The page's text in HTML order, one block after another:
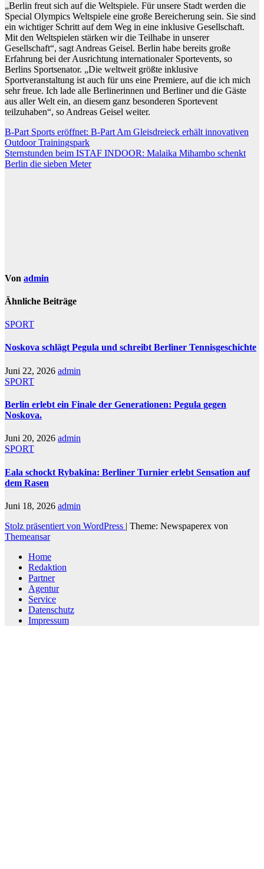
„Berlin freut sich auf die Weltspiele. Für unsere Stadt werden die
Special Olympics Weltspiele eine große Bereicherung sein. Sie sind
ein wichtiger Schritt auf dem Weg in eine inklusive Gesellschaft.
Mit den Weltspielen stärken wir die Teilhabe in unserer
Gesellschaft“, sagt Andreas Geisel. Berlin habe bereits große
Erfahrung bei der Ausrichtung internationaler Sportevents, so
Berlins Sportsenator. „Die weltweit größte inklusive
Sportveranstaltung ist auch für uns eine Premiere, auf die ich mich
sehr freue. Ich lade alle Berlinerinnen und Berliner und die Gäste
aus aller Welt ein, an diesem ganz besonderen Sportevent
teilzuhaben“, so Andreas Geisel weiter.
Beitragsnavigation
B-Part Sports eröffnet: B-Part Am Gleisdreieck erhält innovativen
Outdoor Trainingspark
Sternstunden beim ISTAF INDOOR: Malaika Mihambo schenkt
Berlin die sieben Meter
Von admin
Ähnliche Beiträge
SPORT
Noskova schlägt Pegula und schreibt Berliner Tennisgeschichte
Juni 22, 2026 admin
SPORT
Berlin erlebt ein Finale der Generationen: Pegula gegen
Noskova.
Juni 20, 2026 admin
SPORT
Eala schockt Rybakina: Berliner Turnier erlebt Sensation auf
dem Rasen
Juni 18, 2026 admin
Stolz präsentiert von WordPress | Theme: Newspaperex von
Themeansar
Home
Redaktion
Partner
Agentur
Service
Datenschutz
Impressum